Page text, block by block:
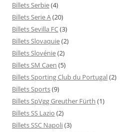
Billets Serbie(4)
Billets Serie A(20)
Billets Sevilla FC(3)
Billets Slovaquie(2)
Billets Slovénie(2)
Billets SM Caen (5)
Billets Sporting Club du Portugal(2)
Billets Sports(9)
Billets SpVgg Greuther Fürth (1)
Billets SS Lazio (2)
Billets SSC Napoli(3)